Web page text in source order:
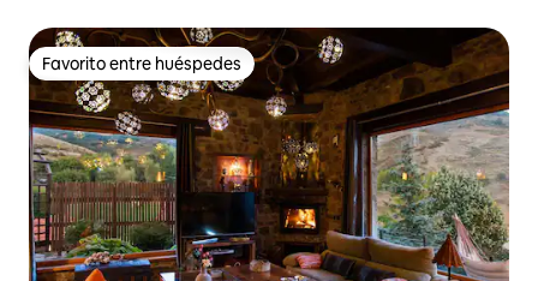
Favorito entre huéspedes
Favorito entre huéspedes